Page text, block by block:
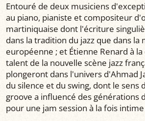
Entouré de deux musiciens
au piano, pianiste et compositeur
martiniquaise dont l'écriture
dans la tradition du jazz que dans la
européenne ; et Étienne Renard à
talent de la nouvelle scène jazz
plongeront dans l'univers d'Ahmad
du silence et du swing, dont le sens
groove a influencé des générations
pour une jam session à la fois